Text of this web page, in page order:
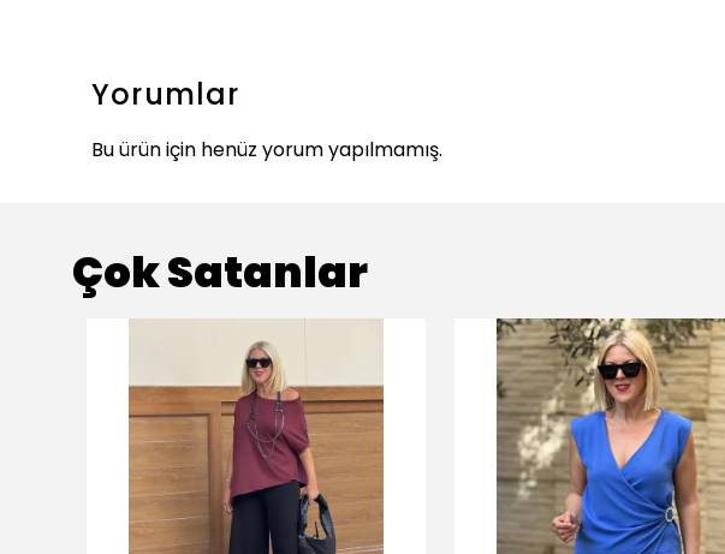
Yorumlar
Bu ürün için henüz yorum yapılmamış.
Çok Satanlar